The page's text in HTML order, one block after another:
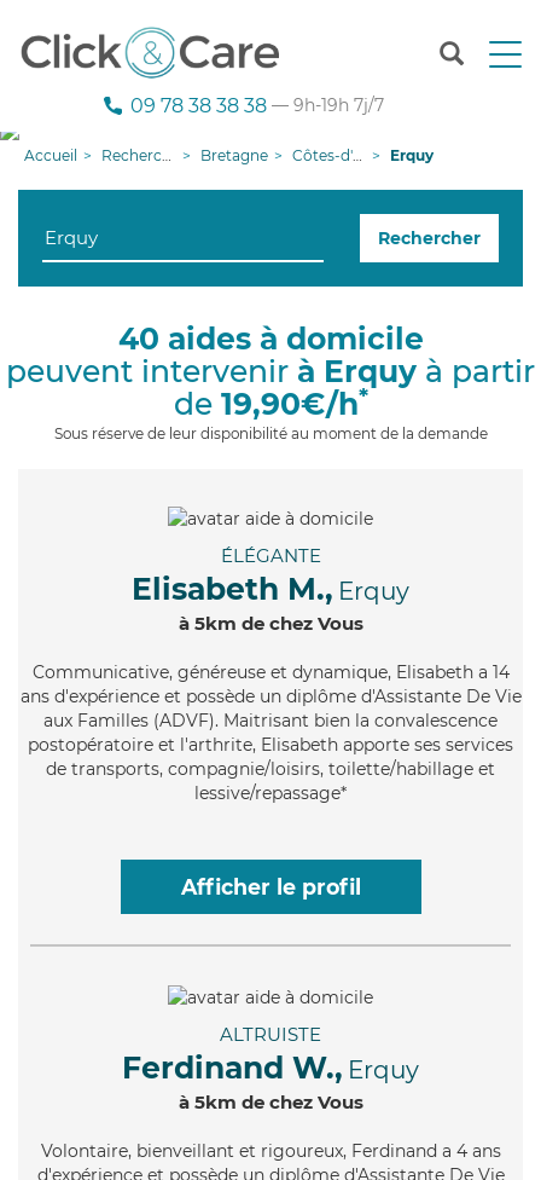
T
n
g
i
09 78 38 38 38 — 9h-19h 7j/7
Accueil Recherche aide à domicile Bretagne Côtes-d'armor Erquy
Rechercher
40 aides à domicile
peuvent intervenir à Erquy à partir
de 19,90€/h*
Sous réserve de leur disponibilité au moment de la demande
ÉLÉGANTE
Elisabeth M., Erquy
à 5km de chez Vous
Communicative, généreuse et dynamique, Elisabeth a 14
ans d'expérience et possède un diplôme d'Assistante De Vie
aux Familles (ADVF). Maitrisant bien la convalescence
postopératoire et l'arthrite, Elisabeth apporte ses services
de transports, compagnie/loisirs, toilette/habillage et
lessive/repassage*
Afficher le profil
ALTRUISTE
Ferdinand W., Erquy
à 5km de chez Vous
Volontaire, bienveillant et rigoureux, Ferdinand a 4 ans
d'expérience et possède un diplôme d'Assistante De Vie